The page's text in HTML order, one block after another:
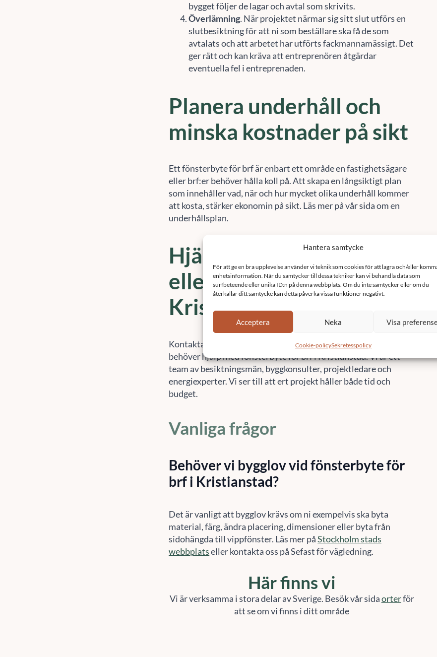
Acceptera Neka Visa preferenser
Cookie-policy Sekretesspolicy
bygget följer de lagar och avtal som skrivits.
Överlämning. När projektet närmar sig sitt slut utförs en
slutbesiktning för att ni som beställare ska få de som
avtalats och att arbetet har utförts fackmannamässigt. Det
ger rätt och kan kräva att entreprenören åtgärdar
eventuella fel i entreprenaden.
Planera underhåll och
minska kostnader på sikt
Ett fönsterbyte för brf är enbart ett område en fastighetsägare
eller brf:er behöver hålla koll på. Att skapa en långsiktigt plan
som innehåller vad, när och hur mycket olika underhåll kommer
att kosta, stärker ekonomin på sikt. Läs mer på vår sida om en
underhållsplan.
Hjälp med fönsterbyte
eller renovering i
Kristianstad.
Kontakta Sefast på 010-14 68 680ellerinfo@sefast.se
behöver hjälp med fönsterbyte för brf i Kristianstad. Vi är ett
team av besiktningsmän, byggkonsulter, projektledare och
energiexperter. Vi ser till att ert projekt håller både tid och
budget.
Vanliga frågor
Behöver vi bygglov vid fönsterbyte för
brf i Kristianstad?
Det är vanligt att bygglov krävs om ni exempelvis ska byta
material, färg, ändra placering, dimensioner eller byta från
sidohängda till vippfönster. Läs mer påStockholm stads
webbplatseller kontakta oss på Sefast för vägledning.
Här finns vi
Vi är verksamma i stora delar av Sverige. Besök vår sidaorterför
att se om vi finns i ditt område